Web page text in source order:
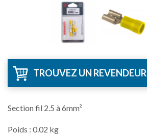
TROUVEZ UN REVENDEUR
Section fil 2.5 à 6mm²
Poids : 0.02 kg